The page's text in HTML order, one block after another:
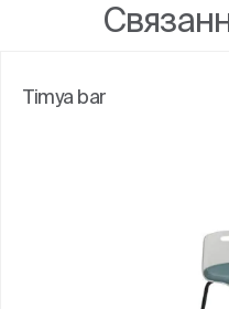
Timya bar